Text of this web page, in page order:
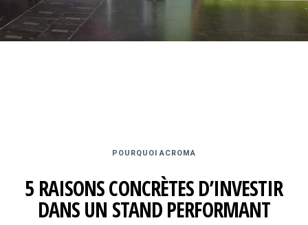
POURQUOI ACROMA
5 RAISONS CONCRÈTES D’INVESTIR
DANS UN STAND PERFORMANT